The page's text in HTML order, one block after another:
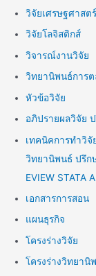
วิจัยเศรษฐศาสตร์
วิจัยโลจิสติกส์
วิจารณ์งานวิจัย
วิทยานิพนธ์การ
หัวข้อวิจัย
อภิปรายผลวิจัย
เทคนิคการทำวิจั
วิทยานิพนธ์ ปรึก
EVIEW STATA
เอกสารการสอน
แผนธุรกิจ
โครงร่างวิจัย
โครงร่างวิทยานิ